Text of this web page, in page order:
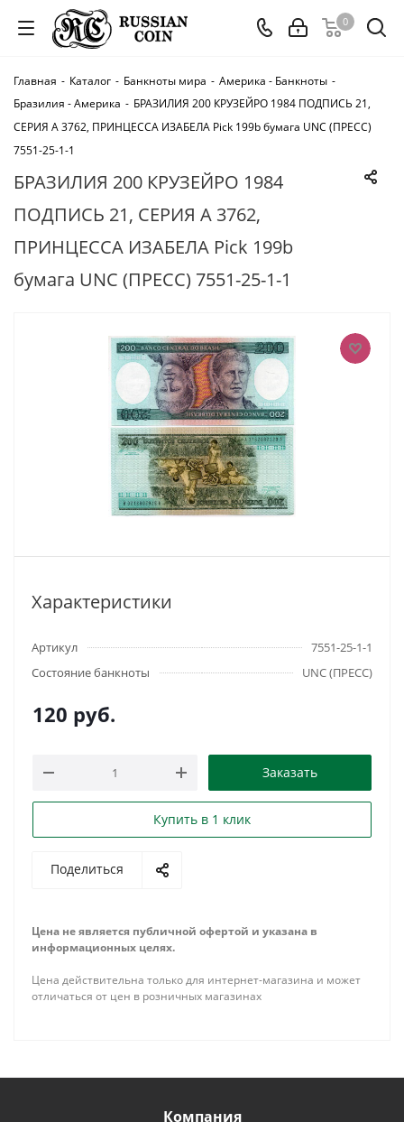
0
Главная - Каталог - Банкноты мира - Америка - Банкноты -
Бразилия - Америка - БРАЗИЛИЯ 200 КРУЗЕЙРО 1984 ПОДПИСЬ 21,
СЕРИЯ А 3762, ПРИНЦЕССА ИЗАБЕЛА Pick 199b бумага UNC (ПРЕСС)
7551-25-1-1
БРАЗИЛИЯ 200 КРУЗЕЙРО 1984
ПОДПИСЬ 21, СЕРИЯ А 3762,
ПРИНЦЕССА ИЗАБЕЛА Pick 199b
бумага UNC (ПРЕСС) 7551-25-1-1
Характеристики
Артикул
7551-25-1-1
Состояние банкноты
UNC (ПРЕСС)
120 руб.
Заказать
Купить в 1 клик
Поделиться
Цена не является публичной офертой и указана в
информационных целях.
Цена действительна только для интернет-магазина и может
отличаться от цен в розничных магазинах
Компания